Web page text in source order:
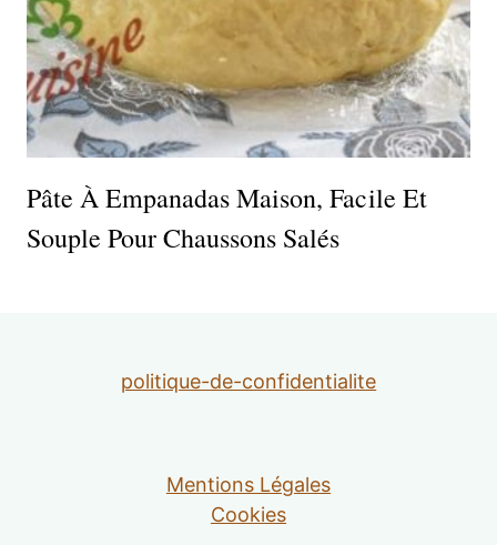
Pâte À Empanadas Maison, Facile Et
Souple Pour Chaussons Salés
politique-de-confidentialite
Mentions Légales
Cookies